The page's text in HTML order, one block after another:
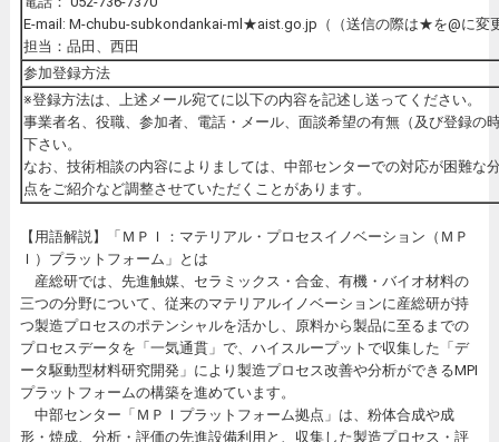
E-mail: M-chubu-subkondankai-ml★aist.go.jp（（送信の際は★を@に変
担当：品田、西田
参加登録方法
※登録方法は、上述メール宛てに以下の内容を記述し送ってください。
事業者名、役職、参加者、電話・メール、面談希望の有無（及び登録の
下さい。
なお、技術相談の内容によりましては、中部センターでの対応が困難な
点をご紹介など調整させていただくことがあります。
【用語解説】「ＭＰＩ：マテリアル・プロセスイノベーション（ＭＰ
Ｉ）プラットフォーム」とは
産総研では、先進触媒、セラミックス・合金、有機・バイオ材料の
三つの分野について、従来のマテリアルイノベーションに産総研が持
つ製造プロセスのポテンシャルを活かし、原料から製品に至るまでの
プロセスデータを「一気通貫」で、ハイスループットで収集した「デ
ータ駆動型材料研究開発」により製造プロセス改善や分析ができるMPI
プラットフォームの構築を進めています。
中部センター「ＭＰＩプラットフォーム拠点」は、粉体合成や成
形・焼成、分析・評価の先進設備利用と、収集した製造プロセス・評